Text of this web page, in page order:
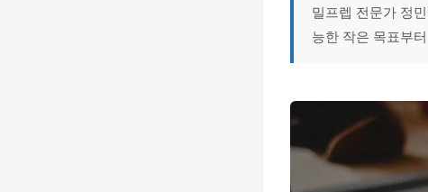
밀프렙 전문가 정
능한 작은 목표부